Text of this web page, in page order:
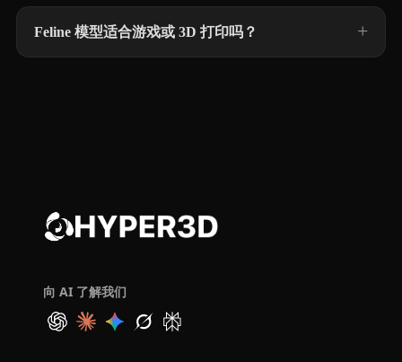
Feline 模型适合游戏或 3D 打印吗？
向 AI 了解我们